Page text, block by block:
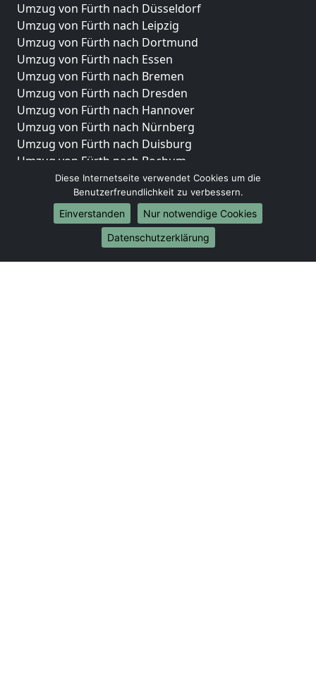
Umzug von Fürth nach Düsseldorf
Umzug von Fürth nach Leipzig
Umzug von Fürth nach Dortmund
Umzug von Fürth nach Essen
Umzug von Fürth nach Bremen
Umzug von Fürth nach Dresden
Umzug von Fürth nach Hannover
Umzug von Fürth nach Nürnberg
Umzug von Fürth nach Duisburg
Umzug von Fürth nach Bochum
Umzug von Fürth nach Wuppertal
Umzug von Fürth nach Bielefeld
Umzug von Fürth nach Bonn
Umzug von Fürth nach Münster
Diese Internetseite verwendet Cookies um die
Benutzerfreundlichkeit zu verbessern.
Einverstanden
Nur notwendige Cookies
Datenschutzerklärung